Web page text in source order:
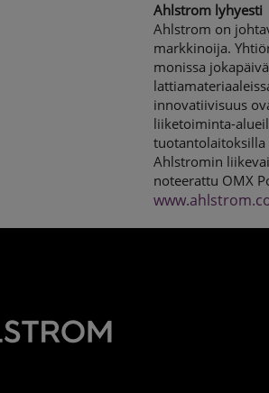
Ahlstrom lyhyesti
Ahlstrom on
markkinoija.
monissa
innovatiivisuus
liiketoiminta-
tuotantolaitoksilla
Ahlstromin
noteerattu OMX